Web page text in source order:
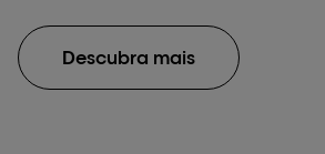
Descubra mais